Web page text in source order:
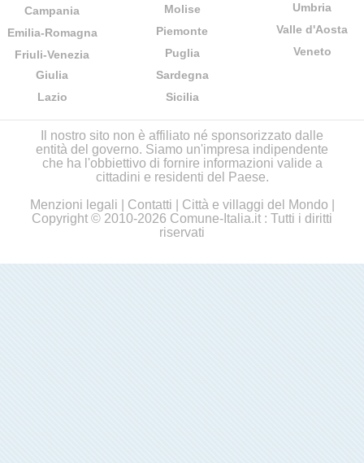
Campania
Emilia-Romagna
Friuli-Venezia
Giulia
Lazio
Molise
Piemonte
Puglia
Sardegna
Sicilia
Umbria
Valle d'Aosta
Veneto
Il nostro sito non è affiliato né sponsorizzato dalle
entità del governo. Siamo un'impresa indipendente
che ha l'obbiettivo di fornire informazioni valide a
cittadini e residenti del Paese.
Menzioni legali
Contatti Città e villaggi del Mondo
Copyright © 2010-2026 Comune-Italia.it : Tutti i diritti
riservati